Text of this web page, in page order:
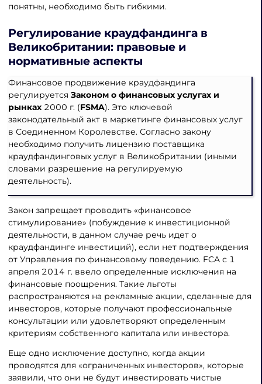
понятны, необходимо быть гибкими.
Регулирование краудфандинга в
Великобритании: правовые и
нормативные аспекты
Финансовое продвижение краудфандинга
регулируется Законом о финансовых услугах и
рынках2000 г. (FSMA). Это ключевой
законодательный акт в маркетинге финансовых услуг
в Соединенном Королевстве. Согласно закону
необходимо получить лицензию поставщика
краудфандинговых услуг в Великобритании (иными
словами разрешение на регулируемую
деятельность).
Закон запрещает проводить «финансовое
стимулирование» (побуждение к инвестиционной
деятельности, в данном случае речь идет о
краудфандинге инвестиций), если нет подтверждения
от Управления по финансовому поведению. FCA с 1
апреля 2014 г. ввело определенные исключения на
финансовые поощрения. Такие льготы
распространяются на рекламные акции, сделанные для
инвесторов, которые получают профессиональные
консультации или удовлетворяют определенным
критериям собственного капитала или инвестора.
Еще одно исключение доступно, когда акции
проводятся для «ограниченных инвесторов», которые
заявили, что они не будут инвестировать чистые